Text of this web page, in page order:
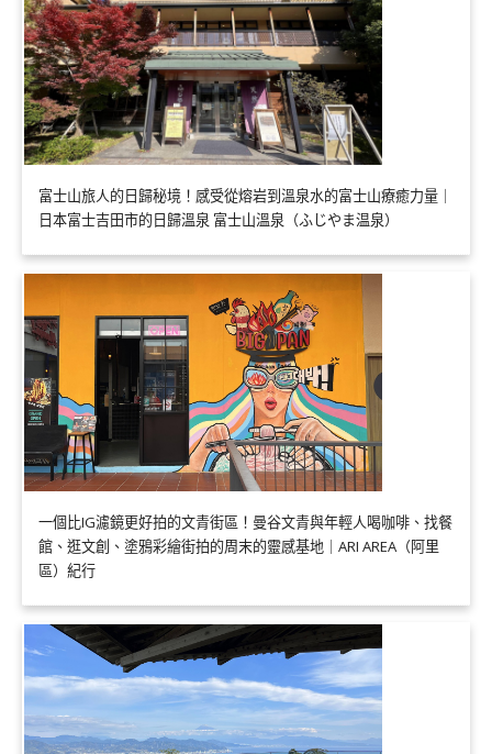
富士山旅人的日歸秘境！感受從熔岩到溫泉水的富士山療癒力量｜
日本富士吉田市的日歸溫泉 富士山溫泉（ふじやま温泉）
一個比IG濾鏡更好拍的文青街區！曼谷文青與年輕人喝咖啡、找餐
館、逛文創、塗鴉彩繪街拍的周末的靈感基地｜ARI AREA（阿里
區）紀行